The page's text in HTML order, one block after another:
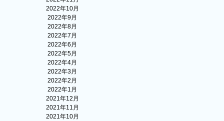
2022年10月
2022年9月
2022年8月
2022年7月
2022年6月
2022年5月
2022年4月
2022年3月
2022年2月
2022年1月
2021年12月
2021年11月
2021年10月